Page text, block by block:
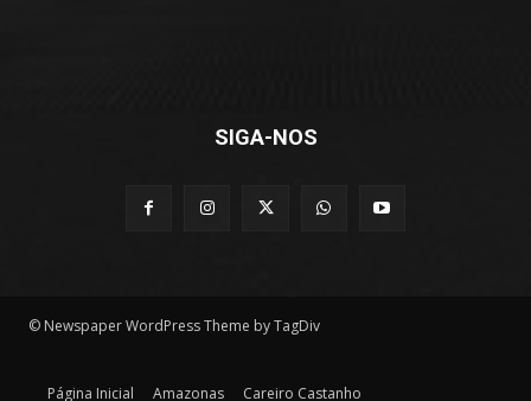
SIGA-NOS
© Newspaper WordPress Theme by TagDiv
Página Inicial Amazonas Careiro Castanho